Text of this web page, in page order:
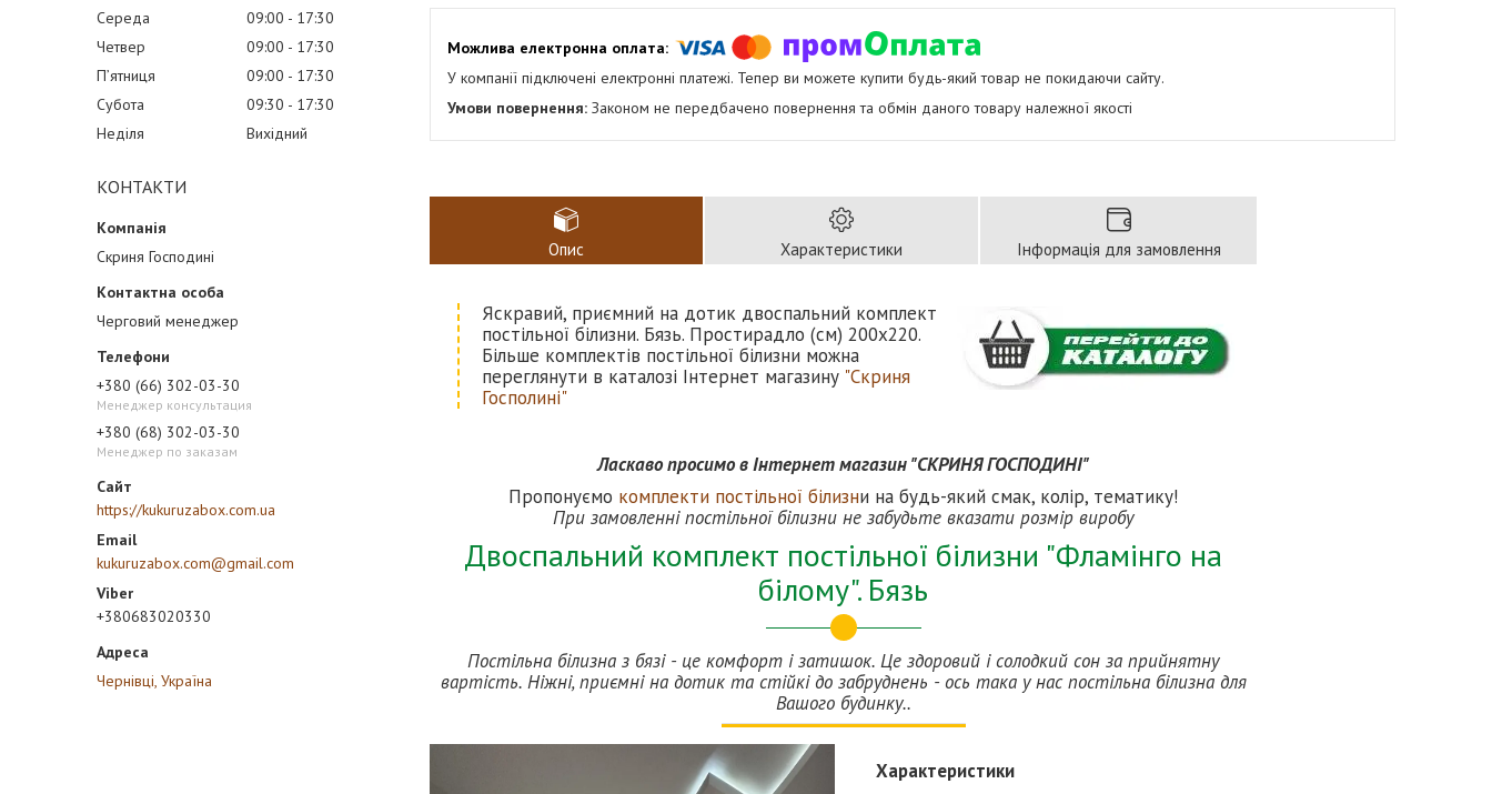
Середа
09:00
17:30
Четвер
09:00
17:30
Пʼятниця
09:00
17:30
Субота
09:30
17:30
Неділя
Вихідний
КОНТАКТИ
Скриня Господині
Черговий менеджер
+380 (66) 302-03-30
Менеджер консультация
+380 (68) 302-03-30
Менеджер по заказам
https://kukuruzabox.com.ua
kukuruzabox.com@gmail.com
+380683020330
Чернівці, Україна
У компанії підключені електронні платежі. Тепер ви можете купити будь-який товар не покидаючи сайту.
Законом не передбачено повернення та обмін даного товару належної якості
Опис Характеристики Інформація для замовлення
Яскравий, приємний на дотик двоспальний комплект
постільної білизни. Бязь. Простирадло (см) 200х220.
Більше комплектів постільної білизни можна
переглянути в каталозі Інтернет магазину "Скриня
Госполині"
Ласкаво просимо в Інтернет магазин "СКРИНЯ ГОСПОДИНІ"
Пропонуємо комплекти постільної білизни на будь-який смак, колір, тематику!
При замовленні постільної білизни не забудьте вказати розмір виробу
Двоспальний комплект постільної білизни "Фламінго на
білому". Бязь
Постільна білизна з бязі - це комфорт і затишок. Це здоровий і солодкий сон за прийнятну
вартість. Ніжні, приємні на дотик та стійкі до забруднень - ось така у нас постільна білизна для
Вашого будинку..
Характеристики